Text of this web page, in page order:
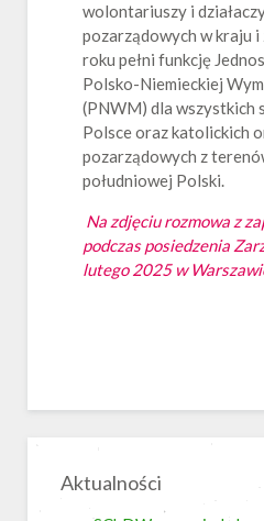
wolontariuszy i
pozarządowych w kraju
roku pełni funkcję
Polsko-Niemieckiej
(PNWM) dla wszystkich
Polsce oraz katolickich
pozarządowych z
południowej Polski.
Na zdjęciu rozmowa z
podczas posiedzenia
lutego 2025 w
Aktualności